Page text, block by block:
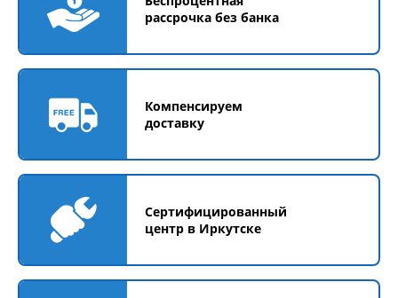
рассрочка без банка
Компенсируем
доставку
Сертифицированный
центр в Иркутске